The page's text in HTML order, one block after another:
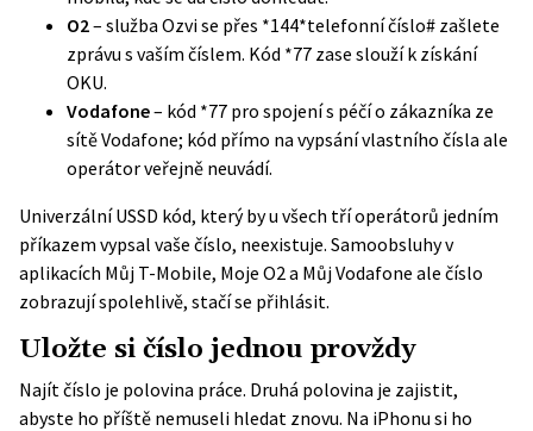
O2– služba Ozvi se přes *144*telefonní číslo# zašlete
zprávu s vaším číslem. Kód *77 zase slouží k získání
OKU.
Vodafone– kód *77 pro spojení s péčí o zákazníka ze
sítě Vodafone; kód přímo na vypsání vlastního čísla ale
operátor veřejně neuvádí.
Univerzální USSD kód, který by u všech tří operátorů jedním
příkazem vypsal vaše číslo, neexistuje. Samoobsluhy v
aplikacích Můj T-Mobile, Moje O2 a Můj Vodafone ale číslo
zobrazují spolehlivě, stačí se přihlásit.
Uložte si číslo jednou provždy
Najít číslo je polovina práce. Druhá polovina je zajistit,
abyste ho příště nemuseli hledat znovu. Na iPhonu si ho